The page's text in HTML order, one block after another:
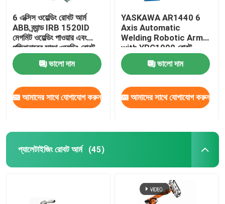
6 এক্সিস ওয়েল্ডিং রোবট আর্ম
ABB ব্র্যান্ড IRB 1520ID
মেগমিট ওয়েল্ডিং পাওয়ার এবং
পজিশনারের সাথে ওয়েল্ডিং রোবট
ভালো দাম
আমাদের সাথে যোগাযোগ করুন
YASKAWA AR1440 6
Axis Automatic
Welding Robotic Arm
with YRC1000 রোবট
কন্ট্রোলার আর্ক ওয়েল্ডিং রোবট
ভালো দাম
আমাদের সাথে যোগাযোগ করুন
প্যালেটাইজিং রোবট আর্ম (45)